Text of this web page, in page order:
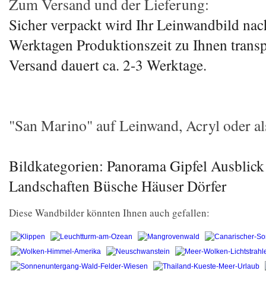
Zum Versand und der Lieferung:
Sicher verpackt wird Ihr Leinwandbild
Werktagen Produktionszeit zu Ihnen
Versand dauert ca. 2-3 Werktage.
"San Marino" auf Leinwand, Acryl oder
Bildkategorien: Panorama Gipfel
Landschaften Büsche Häuser Dörfer
Diese Wandbilder könnten Ihnen auch gefallen: